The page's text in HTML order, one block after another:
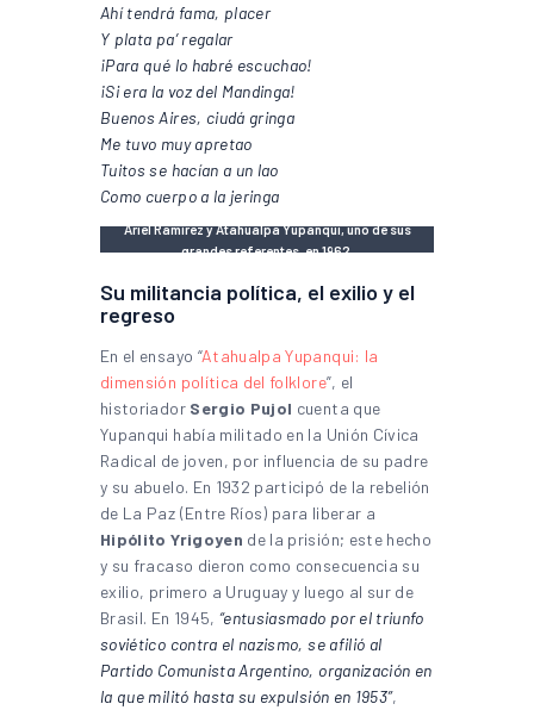
Ahí tendrá fama, placer
Y plata pa’ regalar
¡Para qué lo habré escuchao!
¡Si era la voz del Mandinga!
Buenos Aires, ciudá gringa
Me tuvo muy apretao
Tuitos se hacían a un lao
Como cuerpo a la jeringa
Ariel Ramírez y Atahualpa Yupanqui, uno de sus
grandes referentes, en 1962.
Su militancia política, el exilio y el
regreso
En el ensayo “Atahualpa Yupanqui: la
dimensión política del folklore”, el
historiador Sergio Pujol cuenta que
Yupanqui había militado en la Unión Cívica
Radical de joven, por influencia de su padre
y su abuelo. En 1932 participó de la rebelión
de La Paz (Entre Ríos) para liberar a
Hipólito Yrigoyen de la prisión; este hecho
y su fracaso dieron como consecuencia su
exilio, primero a Uruguay y luego al sur de
Brasil. En 1945, “entusiasmado por el triunfo
soviético contra el nazismo, se afilió al
Partido Comunista Argentino, organización en
la que militó hasta su expulsión en 1953”,